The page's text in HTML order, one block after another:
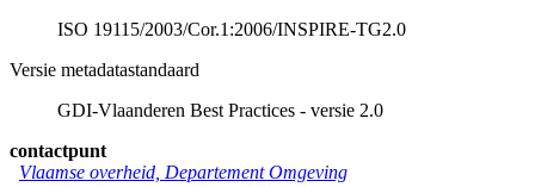
ISO 19115/2003/Cor.1:2006/INSPIRE-TG2.0
Versie metadatastandaard
GDI-Vlaanderen Best Practices - versie 2.0
contactpunt
Vlaamse overheid, Departement Omgeving